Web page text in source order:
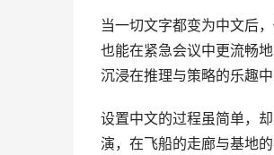
当一切文字都变为中文后
也能在紧急会议中更流畅
沉浸在推理与策略的乐趣
设置中文的过程虽简单，
演，在飞船的走廊与基地